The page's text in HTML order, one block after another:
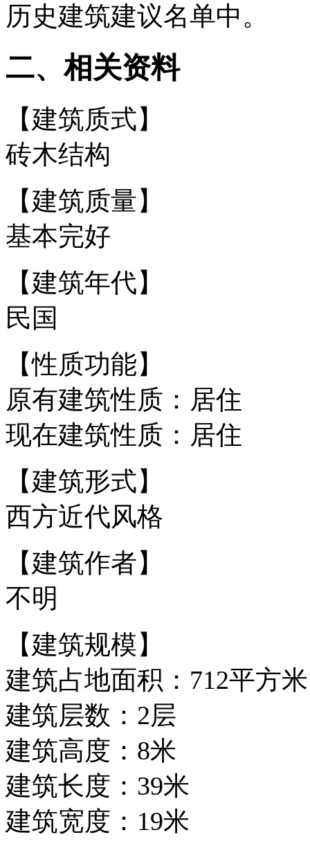
历史建筑建议名单中。
二、相关资料
【建筑质式】
砖木结构
【建筑质量】
基本完好
【建筑年代】
民国
【性质功能】
原有建筑性质：居住
现在建筑性质：居住
【建筑形式】
西方近代风格
【建筑作者】
不明
【建筑规模】
建筑占地面积：712平方米
建筑层数：2层
建筑高度：8米
建筑长度：39米
建筑宽度：19米